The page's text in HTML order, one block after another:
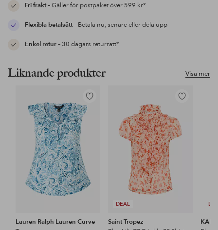
Fri frakt– Gäller för postpaket över 599 kr*
Flexibla betalsätt– Betala nu, senare eller dela upp
Enkel retur– 30 dagars returrätt*
Visa mer
Liknande produkter
Lägg
till
i
Lauren Ralph Lauren Curve
DEAL
Lägg
i
favoriter
Saint Tropez